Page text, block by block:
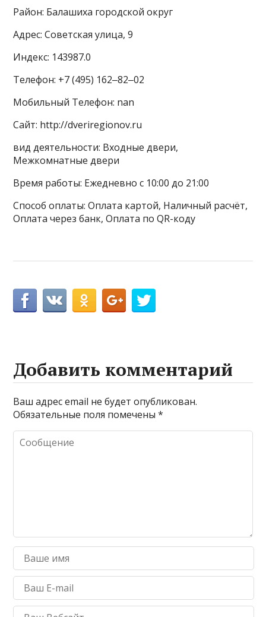
Район: Балашиха городской округ
Адрес: Советская улица, 9
Индекс: 143987.0
Телефон: +7 (495) 162‒82‒02
Мобильный Телефон: nan
Сайт: http://dveriregionov.ru
вид деятельности: Входные двери,
Межкомнатные двери
Время работы: Ежедневно с 10:00 до 21:00
Способ оплаты: Оплата картой, Наличный расчёт,
Оплата через банк, Оплата по QR-коду
Добавить комментарий
Ваш адрес email не будет опубликован.
Обязательные поля помечены*